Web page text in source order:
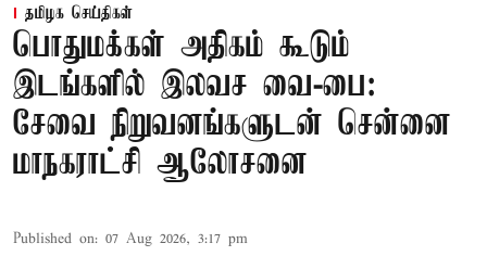
தமிழக செய்திகள்
பொதுமக்கள் அதிகம் கூடும்
இடங்களில் இலவச வை-பை:
சேவை நிறுவனங்களுடன் சென்னை
மாநகராட்சி ஆலோசனை
Published on: 07 Aug 2026, 3:17 pm